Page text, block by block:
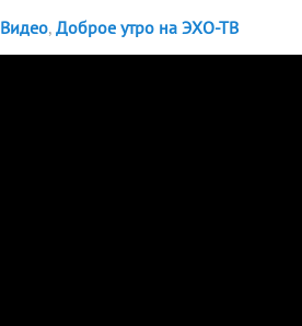
Видео, Доброе утро на ЭХО-ТВ